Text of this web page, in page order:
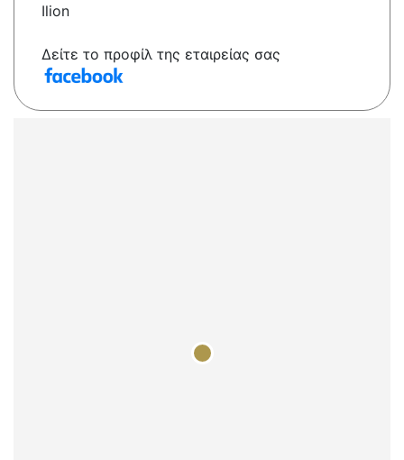
Ilion
Δείτε το προφίλ της εταιρείας σας